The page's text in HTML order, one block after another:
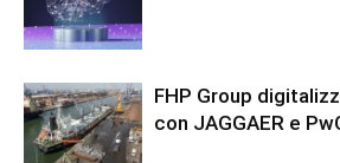
FHP Group
con JAGGAER e